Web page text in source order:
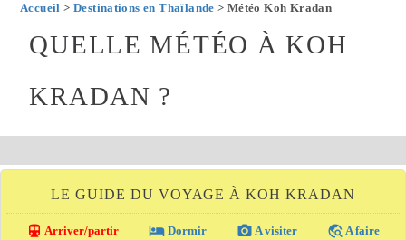
Accueil > Destinations en Thaïlande > Météo Koh Kradan
QUELLE MÉTÉO À KOH
KRADAN ?
LE GUIDE DU VOYAGE À KOH KRADAN
directions_transit Arriver/partir local_hotel Dormir photo_camera A visiter travel_explore A faire